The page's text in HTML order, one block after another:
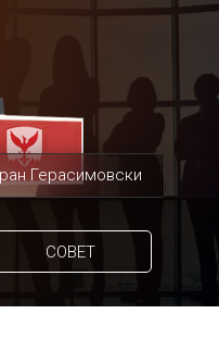
Герасимовски
СОВЕТ